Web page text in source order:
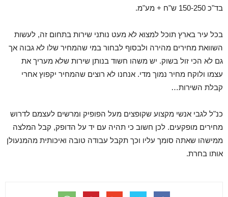
בד"כ 150-250 ש"ח + מע"מ.
בכל עיר בארץ תוכל למצוא לא מעט נותני שירות בתחום זה, לעשות
השוואת מחירים מהירה ולבסוף לבחור במי שהמחיר שלו לא גבוה אך
גם לא הכי זול בשוק. יש משהו חשוד בנותן שירות שלא מעריך את
עצמו ולוקח מחיר נמוך מדי. אנחנו לא רוצים שהמחיר יקפוץ אחרי
קבלת השירות…
כנ"ל לגבי אנשי מקצוע שקופצים מעל הפופיק ומרשים לעצמם לדרוש
מחירים מופקעים. לכן חשוב כי תהיה עם יד על הדופק, קבל המלצה
ממישהו שאתה סומך עליו וכך תקבל עבודה טובה ואיכותית מהמנעולן
אותו בחרת.